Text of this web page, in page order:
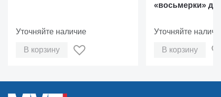
Уточняйте наличие
В корзину
«восьмерки»
Уточняйте
В корзину